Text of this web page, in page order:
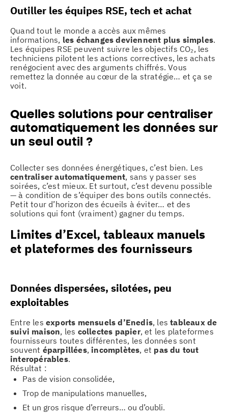
Outiller les équipes RSE, tech et achat
Quand tout le monde a accès aux mêmes
informations, les échanges deviennent plus simples.
Les équipes RSE peuvent suivre les objectifs CO₂, les
techniciens pilotent les actions correctives, les achats
renégocient avec des arguments chiffrés. Vous
remettez la donnée au cœur de la stratégie… et ça se
voit.
Quelles solutions pour centraliser
automatiquement les données sur
un seul outil ?
Collecter ses données énergétiques, c’est bien. Les
centraliser automatiquement, sans y passer ses
soirées, c’est mieux. Et surtout, c’est devenu possible
— à condition de s’équiper des bons outils connectés.
Petit tour d’horizon des écueils à éviter… et des
solutions qui font (vraiment) gagner du temps.
Limites d’Excel, tableaux manuels
et plateformes des fournisseurs
Données dispersées, silotées, peu
exploitables
Entre les exports mensuels d’Enedis, lestableaux de
suivi maison, les collectes papier, et les plateformes
fournisseurs toutes différentes, les données sont
souvent éparpillées, incomplètes, et pas du tout
interopérables.
Résultat :
Pas de vision consolidée,
Trop de manipulations manuelles,
Et un gros risque d’erreurs… ou d’oubli.